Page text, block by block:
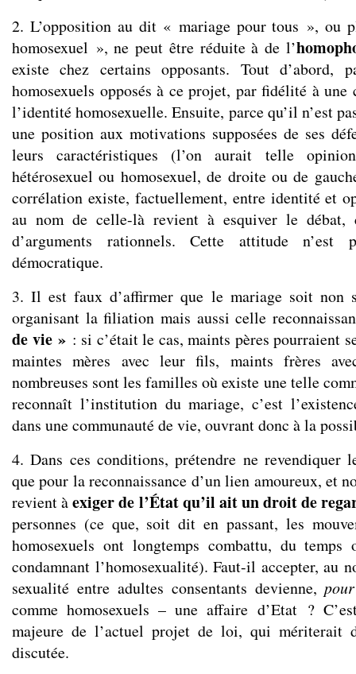
2. L’opposition au dit « mariage pour tous », ou
homosexuel », ne peut être réduite à de l’
existe chez certains opposants. Tout d’abord,
homosexuels opposés à ce projet, par fidélité à une
l’identité homosexuelle. Ensuite, parce qu’il n’est
une position aux motivations supposées de ses
leurs caractéristiques (l’on aurait telle
hétérosexuel ou homosexuel, de droite ou de
corrélation existe, factuellement, entre identité et
au nom de celle-là revient à esquiver le débat,
d’arguments rationnels. Cette attitude
démocratique.
3. Il est faux d’affirmer que le mariage soit non
organisant la filiation mais aussi celle
de vie » : si c’était le cas, maints pères pourraient
maintes mères avec leur fils, maints frères
nombreuses sont les familles où existe une telle
reconnaît l’institution du mariage, c’est
dans une communauté de vie, ouvrant donc à la
4. Dans ces conditions, prétendre ne revendiquer
que pour la reconnaissance d’un lien amoureux, et
revient àexiger de l’État qu’il ait un droit de
personnes (ce que, soit dit en passant, les
homosexuels ont longtemps combattu, du
condamnant l’homosexualité). Faut-il accepter, au
sexualité entre adultes consentants devienne,
comme homosexuels – une affaire d’Etat ?
majeure de l’actuel projet de loi, qui mériterait
discutée.